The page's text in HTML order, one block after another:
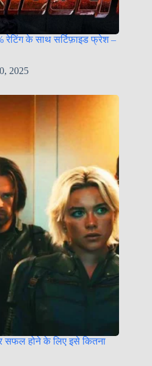
रेटिंग के साथ सर्टिफ़ाइड फ्रेश –
2025
सफल होने के लिए इसे कितना